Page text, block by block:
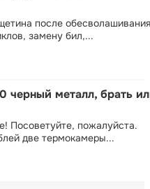
после
замену бил,...
черный металл, брать
Посоветуйте, пожалуйста.
две термокамеры...